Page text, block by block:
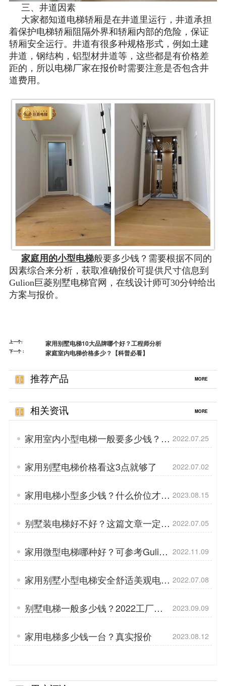
三、井道因素
大家都知道电梯轿厢是在井道里运行，井道承担
着保护电梯轿厢阻隔外界和轿厢内部的危险，保证
轿厢安全运行。井道有很多种规格形式，例如土建
井道，钢结构，铝型材井道等，这些都是有价格差
距的，所以电梯厂家在报价时需要注意是否包含井
道费用。
家庭用的小型电梯般要多少钱？需要根据不同的
因素综合来分析，获取准确报价可提供尺寸信息到
Gulion巨菱别墅电梯官网，在线设计师可30分钟给出
方案与报价。
上一个: 家用别墅电梯10大品牌哪个好？工程师分析
下一个： 家庭室内电梯价格多少？【科普必看】
推荐产品 MORE
相关资讯 MORE
家用室内小型电梯一般要多少钱？占
地0.8乘1-2人
2022.07.25
家用别墅电梯价格看这3点就够了 2022.07.02
家用电梯小型多少钱？什么价位才合
适？
2023.08.15
别墅装电梯好不好？这篇文章一定要
看
2022.07.05
家用微型电梯哪种好？可参考Gulion
巨菱GS600
2022.11.09
家用别墅小型电梯安全舒适美观电
梯？
2022.07.08
别墅电梯一般多少钱？2022工厂全
新报价
2023.09.09
家用电梯多少钱一台？真实报价 2023.08.12